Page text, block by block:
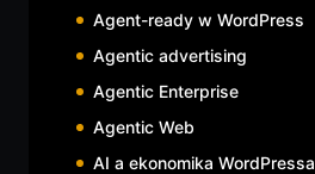
Agent-ready w WordPress
Agentic advertising
Agentic Enterprise
Agentic Web
AI a ekonomika WordPressa